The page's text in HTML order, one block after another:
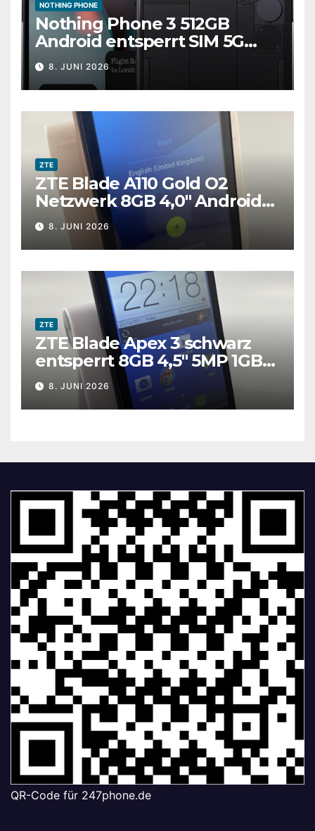
NOTHING PHONE
Nothing Phone 3 512GB
Android entsperrt SIM 5G
schwarz Handy Smartphone
A
8. JUNI 2026
ZTE
ZTE Blade A110 Gold O2
Netzwerk 8GB 4,0″ Android
Touchscreen Smartphone
8. JUNI 2026
ZTE
ZTE Blade Apex 3 schwarz
entsperrt 8GB 4,5″ 5MP 1GB
RAM Android Smartphone
8. JUNI 2026
QR-Code für 247phone.de